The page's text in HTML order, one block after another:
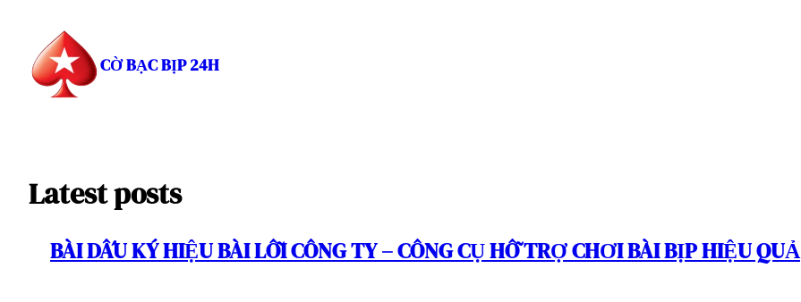
phần
CỜ BẠC BỊP 24H
Latest posts
BÀI DẤU KÝ HIỆU BÀI LỖI CÔNG TY – CÔNG CỤ HỖ TRỢ CHƠI BÀI BỊP HIỆU QUẢ